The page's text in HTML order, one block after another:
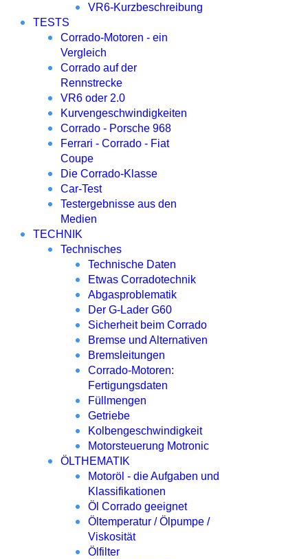
VR6-Kurzbeschreibung
TESTS
Corrado-Motoren - ein
Vergleich
Corrado auf der
Rennstrecke
VR6 oder 2.0
Kurvengeschwindigkeiten
Corrado - Porsche 968
Ferrari - Corrado - Fiat
Coupe
Die Corrado-Klasse
Car-Test
Testergebnisse aus den
Medien
TECHNIK
Technisches
Technische Daten
Etwas Corradotechnik
Abgasproblematik
Der G-Lader G60
Sicherheit beim Corrado
Bremse und Alternativen
Bremsleitungen
Corrado-Motoren:
Fertigungsdaten
Füllmengen
Getriebe
Kolbengeschwindigkeit
Motorsteuerung Motronic
ÖLTHEMATIK
Motoröl - die Aufgaben und
Klassifikationen
Öl Corrado geeignet
Öltemperatur / Ölpumpe /
Viskosität
Ölfilter